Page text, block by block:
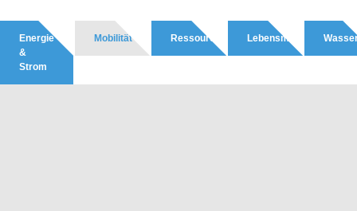
Energie
&
Strom
Mobilität Ressourcen Lebensmittel